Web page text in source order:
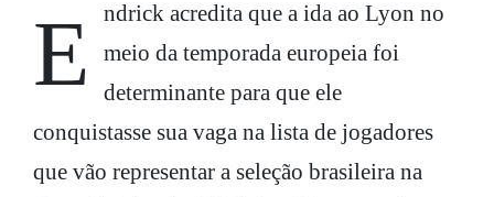
Endrick acredita que a ida ao Lyon no
meio da temporada europeia foi
determinante para que ele
conquistasse sua vaga na lista de jogadores
que vão representar a seleção brasileira na